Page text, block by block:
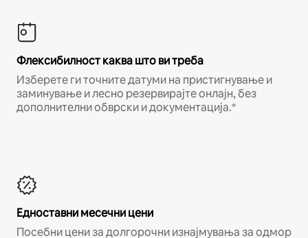
Флексибилност каква што ви треба
Изберете ги точните датуми на пристигнување и
заминување и лесно резервирајте онлајн, без
дополнителни обврски и документација.*
Едноставни месечни цени
Посебни цени за долгорочни изнајмувања за одмор